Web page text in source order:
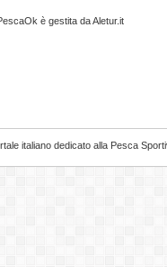
è gestita da Aletur.it
italiano dedicato alla Pesca